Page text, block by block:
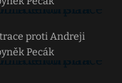
proti Andreji
Pecák